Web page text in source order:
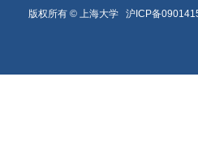
版权所有 © 上海大学 沪ICP备